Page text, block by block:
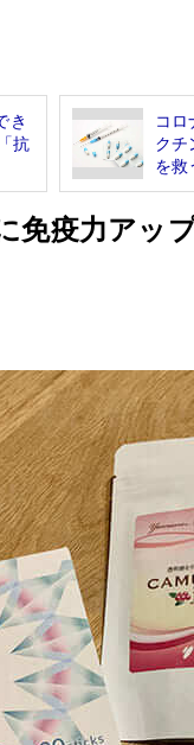
き
抗
コロ
ク
を救
免疫力アッ